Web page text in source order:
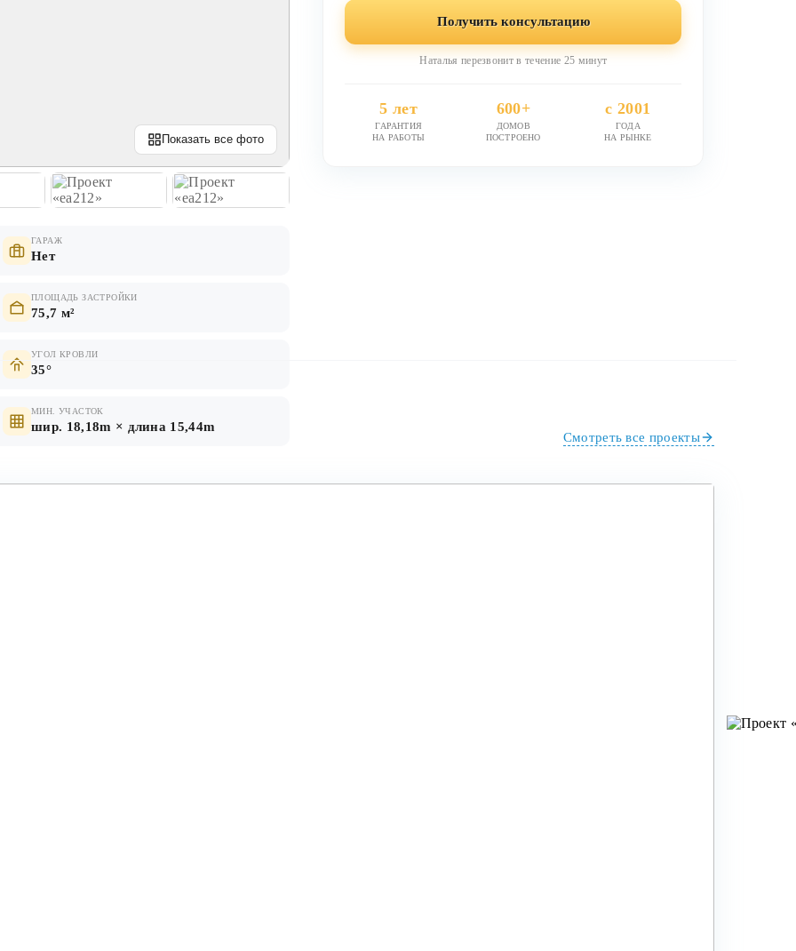
Показать все фото
ГАРАЖ
Нет
ПЛОЩАДЬ ЗАСТРОЙКИ
75,7 м²
УГОЛ КРОВЛИ
35°
МИН. УЧАСТОК
шир. 18,18m × длина 15,44m
Получить консультацию
Наталья перезвонит в течение 25 минут
5 лет
ГАРАНТИЯ
НА РАБОТЫ
600+
ДОМОВ
ПОСТРОЕНО
с 2001
ГОДА
НА РЫНКЕ
Смотреть все проекты